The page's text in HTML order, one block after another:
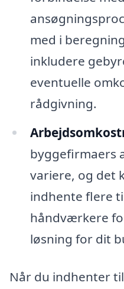
med i
inkludere
eventuelle
rådgivning.
byggefirmaers
variere, og det
indhente flere
håndværkere
løsning for dit
Når du indhenter